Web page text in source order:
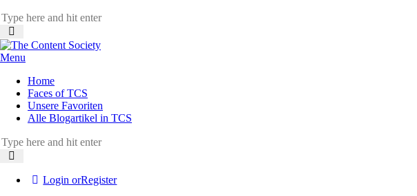
Menu
Home
Faces of TCS
Unsere Favoriten
Alle Blogartikel in TCS
Login orRegister